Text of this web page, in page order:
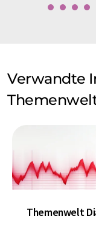
Verwandte
Themenwelt